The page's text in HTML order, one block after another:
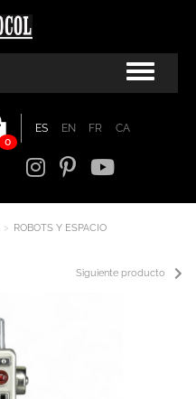
ES EN FR
CA
0
ROBOTS Y ESPACIO
Siguiente producto